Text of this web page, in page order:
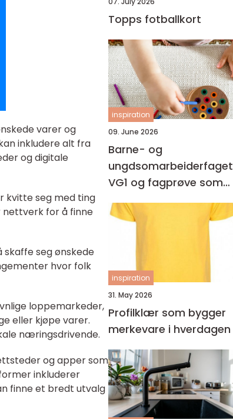
varer og
inkludere alt fra
og digitale
kvitte seg med ting
nettverk for å finne
seg ønskede
hvor folk
loppemarkeder,
eller kjøpe varer.
næringsdrivende.
og apper som
inkluderer
finne et bredt utvalg
Topps fotballkort
inspiration
09. June 2026
Barne- og
ungdsomarbeiderfaget
VG1 og fagprøve som
barne- og
ungdomsarbeider –
inspiration
31. May 2026
Profilklær som bygger
merkevare i hverdagen